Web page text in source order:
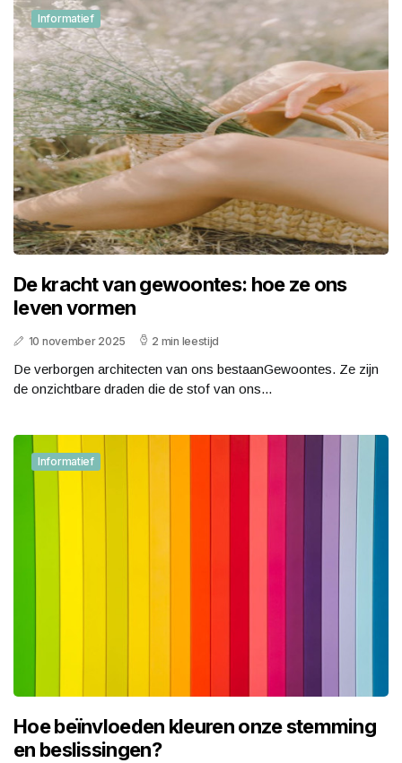
Informatief
De kracht van gewoontes: hoe ze ons
leven vormen
10 november 2025 2 min leestijd
De verborgen architecten van ons bestaanGewoontes. Ze zijn
de onzichtbare draden die de stof van ons...
Informatief
Hoe beïnvloeden kleuren onze stemming
en beslissingen?